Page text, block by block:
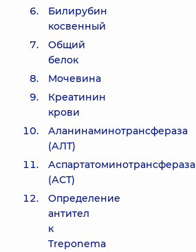
Билирубин
косвенный
Общий
белок
Мочевина
Креатинин
крови
Аланинаминотрансфераза
(АЛТ)
Аспартатоминотрансфераза
(АСТ)
Определение
антител
к
Treponema